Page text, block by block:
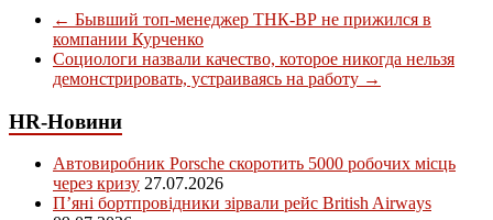
← Бывший топ-менеджер ТНК-ВР не прижился в
компании Курченко
Социологи назвали качество, которое никогда нельзя
демонстрировать, устраиваясь на работу →
HR-Новини
Автовиробник Porsche скоротить 5000 робочих місць
через кризу 27.07.2026
П’яні бортпровідники зірвали рейс British Airways